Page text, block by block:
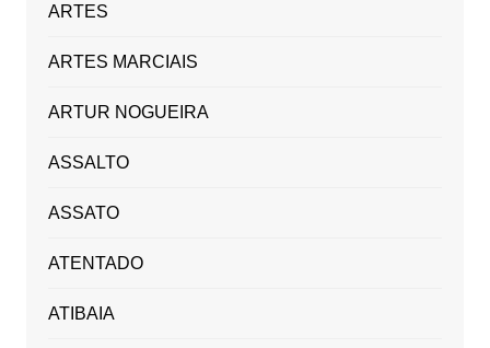
ARTES
ARTES MARCIAIS
ARTUR NOGUEIRA
ASSALTO
ASSATO
ATENTADO
ATIBAIA